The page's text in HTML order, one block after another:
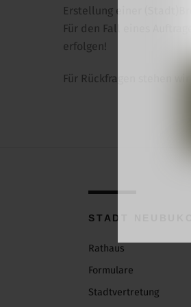
Erstellung einer
Für den Fall eines
erfolgen!
Für Rückfragen stehen wir
STADT
Rathaus
Formulare
Stadtvertretung